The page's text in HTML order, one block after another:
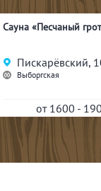
Пискарёвский,
Выборгская
от 1600 -